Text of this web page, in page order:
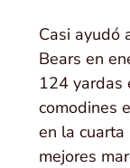
Casi ayudó
Bears en
124 yardas
comodines
en la
mejores